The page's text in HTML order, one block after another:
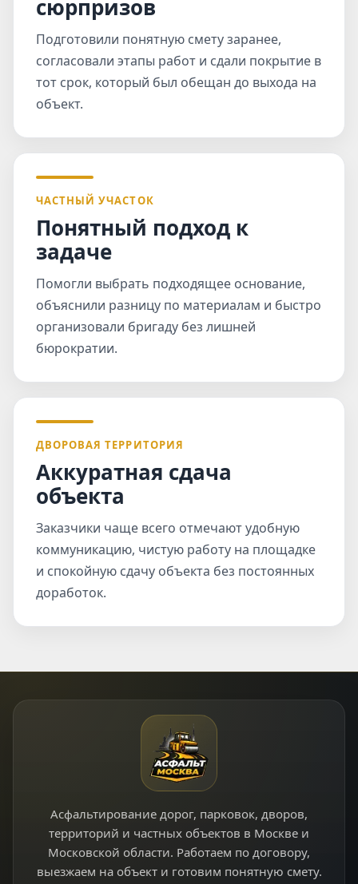
сюрпризов
Подготовили понятную смету заранее,
согласовали этапы работ и сдали покрытие в
тот срок, который был обещан до выхода на
объект.
ЧАСТНЫЙ УЧАСТОК
Понятный подход к
задаче
Помогли выбрать подходящее основание,
объяснили разницу по материалам и быстро
организовали бригаду без лишней
бюрократии.
ДВОРОВАЯ ТЕРРИТОРИЯ
Аккуратная сдача
объекта
Заказчики чаще всего отмечают удобную
коммуникацию, чистую работу на площадке
и спокойную сдачу объекта без постоянных
доработок.
Асфальтирование дорог, парковок, дворов,
территорий и частных объектов в Москве и
Московской области. Работаем по договору,
выезжаем на объект и готовим понятную смету.